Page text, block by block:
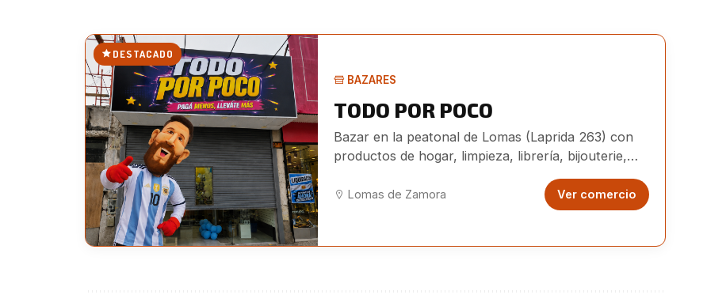
DESTACADO
BAZARES
TODO POR POCO
Bazar en la peatonal de Lomas (Laprida 263) con
productos de hogar, limpieza, librería, bijouterie,
Lomas de Zamora Ver comercio